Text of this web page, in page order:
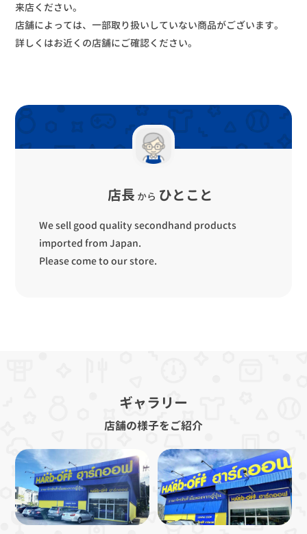
来店ください。
店舗によっては、一部取り扱いしていない商品がございます。
詳しくはお近くの店舗にご確認ください。
店長 から ひとこと
We sell good quality secondhand products
imported from Japan.
Please come to our store.
ギャラリー
店舗の様子をご紹介